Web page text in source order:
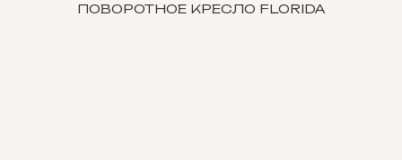
ПОВОРОТНОЕ КРЕСЛО FLORIDA